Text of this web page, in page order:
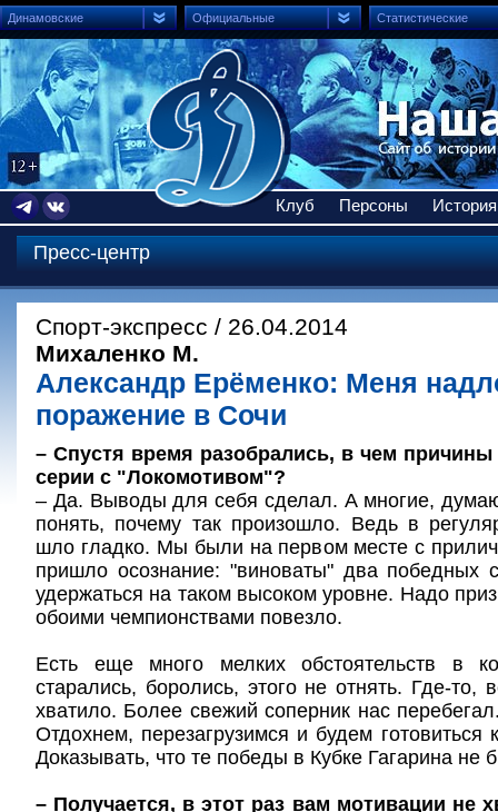
Динамовские Официальные Статистические
Клуб Персоны История
Пресс-центр
Спорт-экспресс / 26.04.2014
Михаленко М.
Александр Ерёменко: Меня
поражение в Сочи
– Спустя время разобрались, в чем
серии с "Локомотивом"?
– Да. Выводы для себя сделал. А многие,
понять, почему так произошло. Ведь в
шло гладко. Мы были на первом месте с
пришло осознание: "виноваты" два победных
удержаться на таком высоком уровне. Надо
обоими чемпионствами повезло.
Есть еще много мелких обстоятельств в
старались, боролись, этого не отнять. Где-то,
хватило. Более свежий соперник нас
Отдохнем, перезагрузимся и будем
Доказывать, что те победы в Кубке Гагарина не
– Получается, в этот раз вам мотивации не